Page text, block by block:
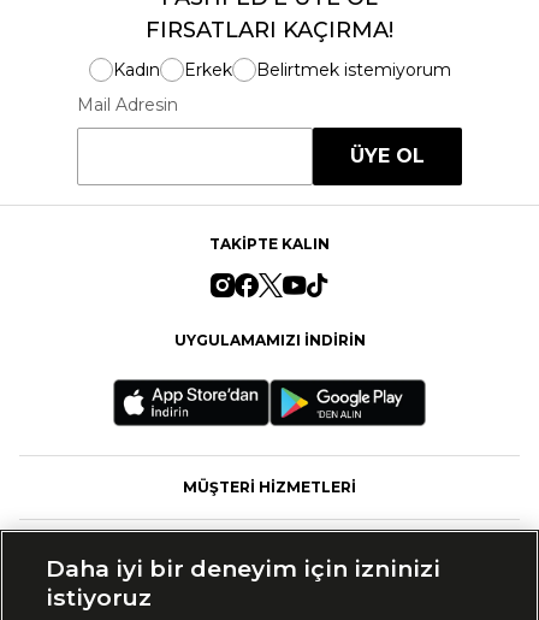
FIRSATLARI KAÇIRMA!
Kadın Erkek
Belirtmek istemiyorum
Mail Adresin
ÜYE OL
TAKİPTE KALIN
UYGULAMAMIZI İNDİRİN
MÜŞTERİ HİZMETLERİ
Daha iyi bir deneyim için izninizi
istiyoruz